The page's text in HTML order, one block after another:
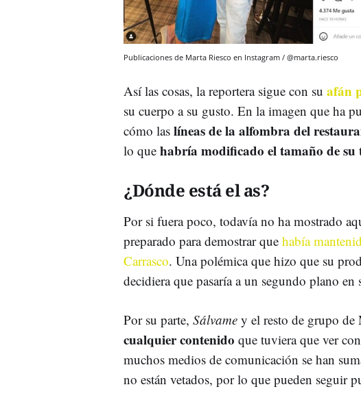
Publicaciones de Marta Riesco en Instagram / @marta.riesco
Así las cosas, la reportera sigue con su afán
su cuerpo a su gusto. En la imagen que ha
cómo las líneas de la alfombra del
lo que habría modificado el tamaño de su
¿Dónde está el as?
Por si fuera poco, todavía no ha mostrado
preparado para demostrar que había
Carrasco. Una polémica que hizo que su
decidiera que pasaría a un segundo plano en
Por su parte, Sálvame y el resto de grupo de
cualquier contenido que tuviera que ver
muchos medios de comunicación se han
no están vetados, por lo que pueden seguir